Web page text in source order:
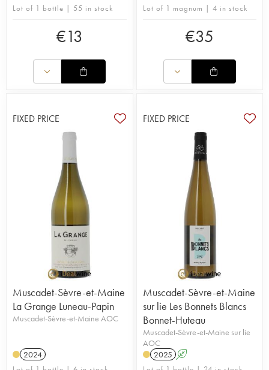
Lot of 1 bottle | 55 in stock
€13
Lot of 1 magnum | 4 in stock
€35
FIXED PRICE
Muscadet-Sèvre-et-Maine
La Grange Luneau-Papin
Muscadet-Sèvre-et-Maine AOC
2024
FIXED PRICE
Muscadet-Sèvre-et-Maine
sur lie Les Bonnets Blancs
Bonnet-Huteau
Muscadet-Sèvre-et-Maine sur lie
AOC
2025 A